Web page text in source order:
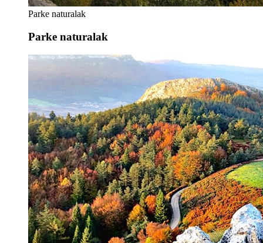
Parke naturalak
Parke naturalak